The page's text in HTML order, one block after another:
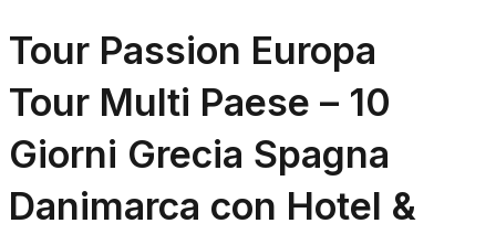
Tour Passion Europa
Tour Multi Paese – 10
Giorni Grecia Spagna
Danimarca con Hotel &